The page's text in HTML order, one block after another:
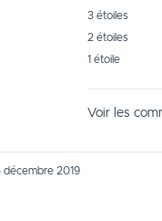
3 étoiles
2 étoiles
1 étoile
Voir les
décembre 2019